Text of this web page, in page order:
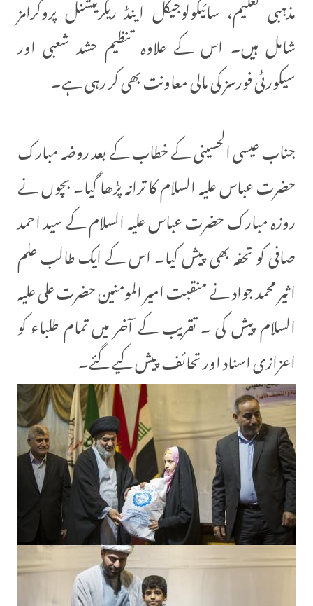
مذہبی تعلیم، سائیکولوجیکل اینڈ ریکریئشنل پروگرامز
شامل ہیں۔ اس کے علاوہ تنظیم حشد شعبی اور
سیکورٹی فورسز کی مالی معاونت بھی کر رہی ہے۔
جناب عیسی الحسینی کے خطاب کے بعد روضہ مبارک
حضرت عباس علیہ السلام کا ترانہ پڑھا گیا۔ بچوں نے
روزہ مبارک حضرت عباس علیہ السلام کے سید احمد
صافی کو تحفہ بھی پیش کیا۔ اس کے ایک طالب علم
اثیر محمد جواد نے منقبت امیر المومنین حضرت علی علیہ
السلام پیش کی ۔ تقریب کے آخر میں تمام طلباء کو
اعزازی اسناد اور تحائف پیش کیے گئے۔